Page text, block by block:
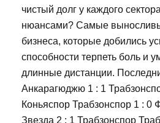
чистый долг у каждого
нюансами? Самые
бизнеса, которые добились
способности терпеть боль и
длинные дистанции.
Анкарагюджю 1 : 1
Коньяспор Трабзонспор 1 :
Звезда 2 : 1 Трабзонспор